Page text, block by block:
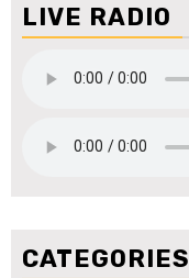
LIVE RADIO
CATEGORIES